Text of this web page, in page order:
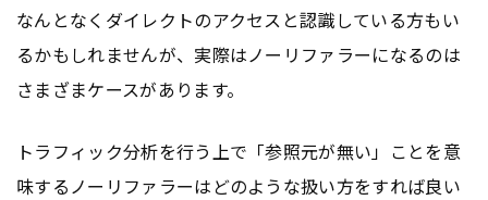
なんとなくダイレクトのアクセスと認識している方もい
るかもしれませんが、実際はノーリファラーになるのは
さまざまケースがあります。
トラフィック分析を行う上で「参照元が無い」ことを意
味するノーリファラーはどのような扱い方をすれば良い